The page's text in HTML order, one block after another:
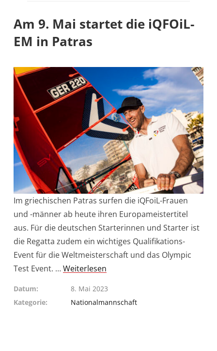
Am 9. Mai startet die iQFOiL-
EM in Patras
Im griechischen Patras surfen die iQFoiL-Frauen
und -männer ab heute ihren Europameistertitel
aus. Für die deutschen Starterinnen und Starter ist
die Regatta zudem ein wichtiges Qualifikations-
Event für die Weltmeisterschaft und das Olympic
Test Event. …Weiterlesen
Datum
8. Mai 2023
Kategorie
Nationalmannschaft